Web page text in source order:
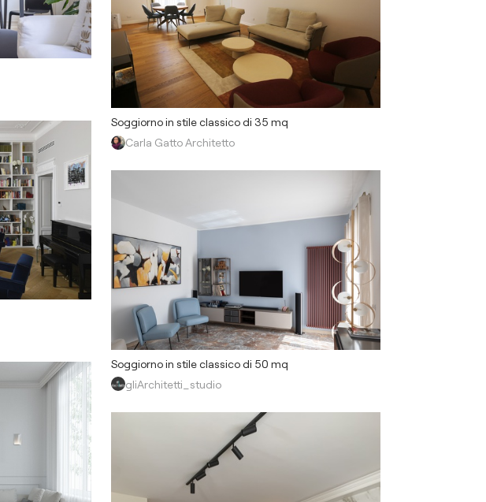
Soggiorno in stile classico di 35 mq
Carla Gatto Architetto
Soggiorno in stile classico di 50 mq
gliArchitetti_studio